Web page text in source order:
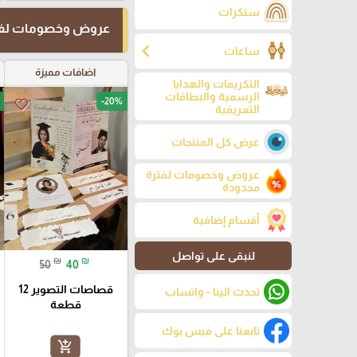
ستكرات
ساعات chevron_left
التكريمات والهدايا
الرسمية والبطاقات
التعريفية
عرض كل المنتجات
عروض وخصومات لفترة
محدودة
أقسام إضافية
لنبقى على تواصل
تحدث الينا - واتساب
تابعنا على فيس بوك
عروض وخصومات
اضافات مميزة
favorite_border -20%
50 ₪ 40 ₪
قصاصات التصوير 12
قطعة
add_shopping_cart